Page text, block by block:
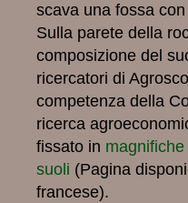
scava una fossa
Sulla parete della
composizione del
ricercatori di
competenza della
ricerca
fissato in
suoli (Pagina
francese).